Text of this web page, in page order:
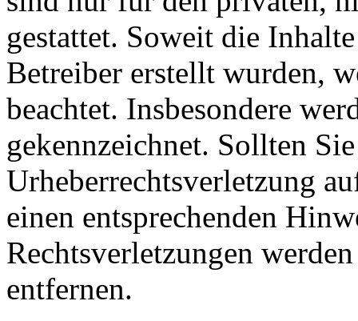
gestattet. Soweit die
Betreiber erstellt wurden,
beachtet. Insbesondere
gekennzeichnet. Sollten
Urheberrechtsverletzung
einen entsprechenden
Rechtsverletzungen
entfernen.